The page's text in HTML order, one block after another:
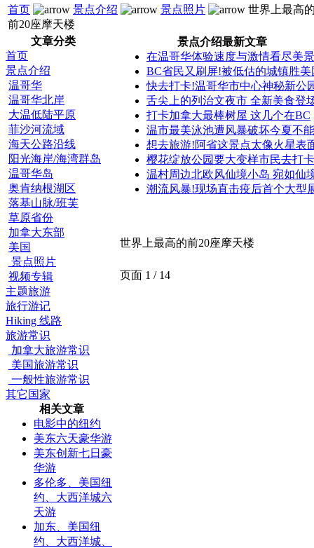
首页 景点介绍 景点照片
世界上最高
前20座摩天楼
文章分类
首页
景点介绍
温哥华
温哥华北岸
大温低陆平原
菲沙河流域
海天公路沿线
阳光海岸/海湾群岛
温哥华岛
奥肯纳根湖区
落基山脉/班芙
草原省份
加拿大东部
美国
景点照片
视频专辑
主题旅游
旅行游记
Hiking 线路
旅游常识
加拿大旅游常识
美国旅游常识
一般性旅游常识
其它国家
相关文章
电影中的纽约
美东六天豪华游
美东创新七日豪
华游
多伦多、美国纽
约、大西洋城六
天游
加东、美国纽
约、大西洋城、
景点介绍最新文章
在温哥华体验速度与激情看尽美景
BC省民又刷屏!被低估的城镇胜美
快去打卡!温哥华市中心神秘新公
舌尖上的列治文夜市 全新美食登
打卡加拿大最棒树屋 这几个在BC
温市最美泳池遭风暴破坏今夏不
想去旅游!阿省这景点太像火星表
樱花绽放公园要大变样市民去打卡
温村周边北欧风仙境小岛 宛如仙
潮流风暴!现场直击疫后首个大型
世界上最高的前20座摩天楼
页面 1 / 14